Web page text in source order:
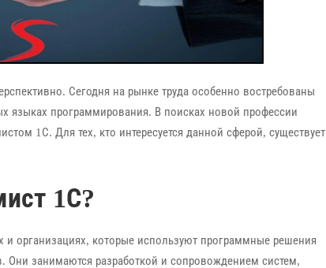
Сегодня на рынке труда особенно востребованы
языках программирования. В поисках новой профессии
1С. Для тех, кто интересуется данной сферой, существует
1С?
организациях, которые используют программные решения
Они занимаются разработкой и сопровождением систем,